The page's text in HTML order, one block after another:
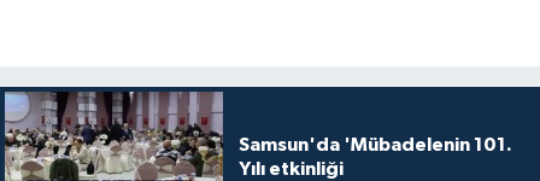
Samsun'da 'Mübadelenin 101.
Yılı etkinliği